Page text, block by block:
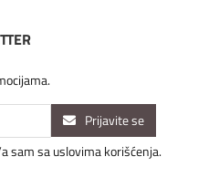
Prijavite se
sam sa uslovima korišćenja.